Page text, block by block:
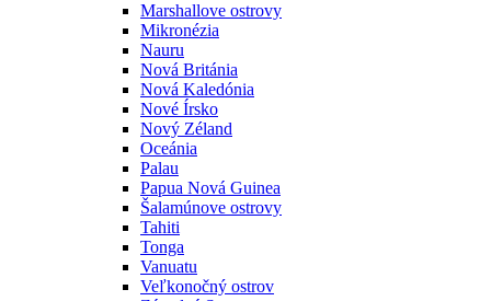
Marshallove ostrovy
Mikronézia
Nauru
Nová Británia
Nová Kaledónia
Nové Írsko
Nový Zéland
Oceánia
Palau
Papua Nová Guinea
Šalamúnove ostrovy
Tahiti
Tonga
Vanuatu
Veľkonočný ostrov